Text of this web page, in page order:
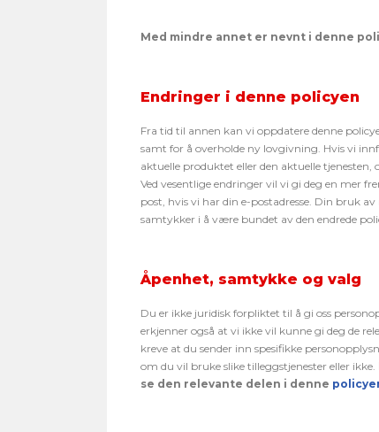
Med mindre annet er nevnt i denne
Endringer i denne policyen
Fra tid til annen kan vi oppdatere denne
samt for å overholde ny lovgivning. Hvis vi
aktuelle produktet eller den aktuelle tjenesten,
Ved vesentlige endringer vil vi gi deg en mer
post, hvis vi har din e-postadresse. Din bruk
samtykker i å være bundet av den endrede
Åpenhet, samtykke og valg
Du er ikke juridisk forpliktet til å gi oss
erkjenner også at vi ikke vil kunne gi deg de
kreve at du sender inn spesifikkepersono
om du vil bruke slike tilleggstjenester eller ikke.
se den relevante delen i denne